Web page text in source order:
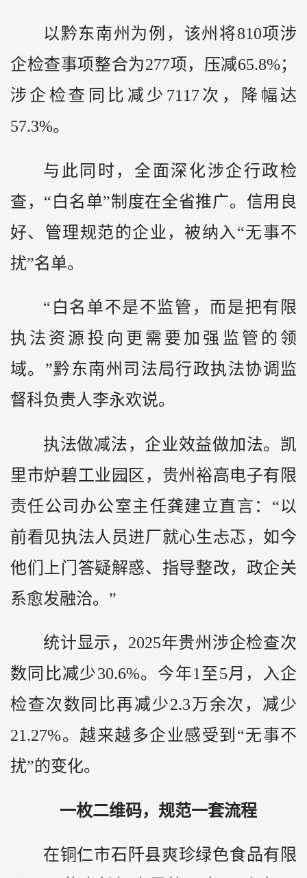
以黔东南州为例，该州将810项涉
企检查事项整合为277项，压减65.8%；
涉企检查同比减少7117次，降幅达
57.3%。
与此同时，全面深化涉企行政检
查，“白名单”制度在全省推广。信用良
好、管理规范的企业，被纳入“无事不
扰”名单。
“白名单不是不监管，而是把有限
执法资源投向更需要加强监管的领
域。”黔东南州司法局行政执法协调监
督科负责人李永欢说。
执法做减法，企业效益做加法。凯
里市炉碧工业园区，贵州裕高电子有限
责任公司办公室主任龚建立直言：“以
前看见执法人员进厂就心生忐忑，如今
他们上门答疑解惑、指导整改，政企关
系愈发融洽。”
统计显示，2025年贵州涉企检查次
数同比减少30.6%。今年1至5月，入企
检查次数同比再减少2.3万余次，减少
21.27%。越来越多企业感受到“无事不
扰”的变化。
一枚二维码，规范一套流程
在铜仁市石阡县爽珍绿色食品有限